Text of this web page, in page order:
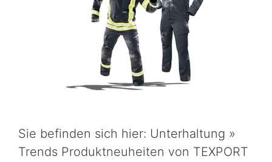
Sie befinden sich hier: Unterhaltung »
Trends Produktneuheiten von TEXPORT